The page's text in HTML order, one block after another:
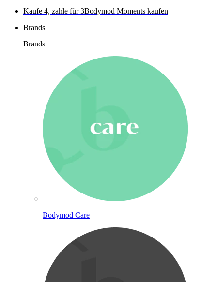
Kaufe 4, zahle für 3Bodymod Moments kaufen
Brands
Brands
Bodymod Care